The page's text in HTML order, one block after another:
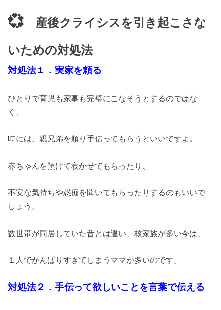
💞 産後クライシスを引き起こさな
いための対処法
対処法１．実家を頼る
ひとりで育児も家事も完璧にこなそうとするのではな
く、
時には、親兄弟を頼り手伝ってもらうといいですよ。
赤ちゃんを預けて寝かせてもらったり、
不安な気持ちや愚痴を聞いてもらったりするのもいいで
しょう。
数世帯が同居していた昔とは違い、核家族が多い今は、
１人でがんばりすぎてしまうママが多いのです。
対処法２．手伝って欲しいことを言葉で伝える